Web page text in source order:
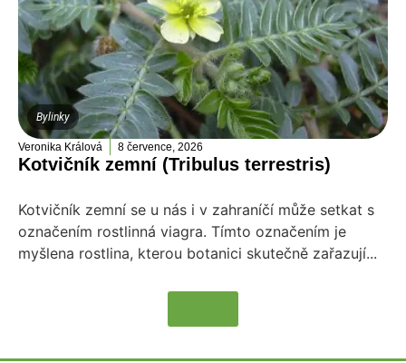
Bylinky
Veronika Králová 8 července, 2026
Kotvičník zemní (Tribulus terrestris)
Kotvičník zemní se u nás i v zahraníčí může setkat s
označením rostlinná viagra. Tímto označením je
myšlena rostlina, kterou botanici skutečně zařazují...